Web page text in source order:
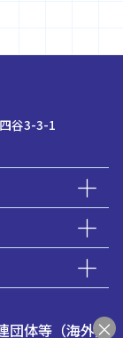
谷3-3-1
団体等（海外）